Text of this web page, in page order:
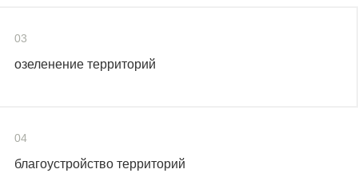
03
озеленение территорий
04
благоустройство территорий